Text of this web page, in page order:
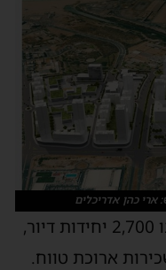
כהן אדריכלים
ברובע פארק לכיש באשדוד ייבנו 2,700 יחידות דיור,
ארוכת טווח.